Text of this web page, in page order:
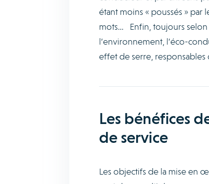
étant moins « poussés » par
mots… Enfin, toujours selon
l’environnement, l’éco-
effet de serre,
Les bénéfices
de service
Les objectifs de la mise en